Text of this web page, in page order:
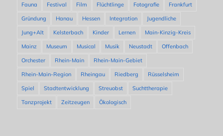
Fauna
Festival Film Flüchtlinge Fotografie
Frankfurt
Gründung
Hanau Hessen Integration
Jugendliche
Jung+Alt
Kelsterbach Kinder Lernen
Main-Kinzig-Kreis
Mainz
Museum Musical Musik Neustadt
Offenbach
Orchester
Rhein-Main
Rhein-Main-Gebiet
Rhein-Main-Region
Rheingau Riedberg
Rüsselsheim
Spiel
Stadtentwicklung Streuobst
Suchttherapie
Tanzprojekt
Zeitzeugen Ökologisch